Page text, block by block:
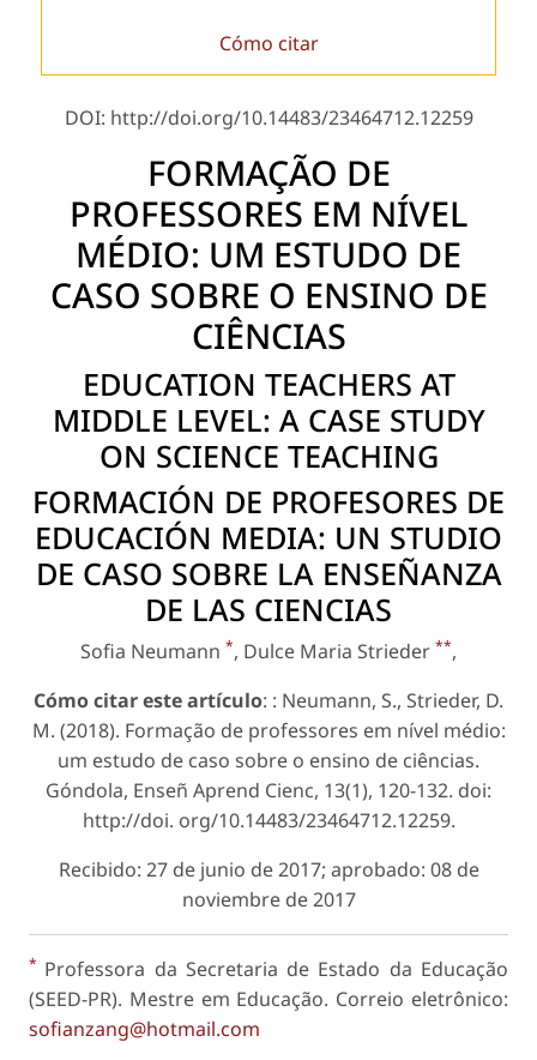
Cómo citar
DOI: http://doi.org/10.14483/23464712.12259
FORMAÇÃO DE
PROFESSORES EM NÍVEL
MÉDIO: UM ESTUDO DE
CASO SOBRE O ENSINO DE
CIÊNCIAS
EDUCATION TEACHERS AT
MIDDLE LEVEL: A CASE STUDY
ON SCIENCE TEACHING
FORMACIÓN DE PROFESORES DE
EDUCACIÓN MEDIA: UN STUDIO
DE CASO SOBRE LA ENSEÑANZA
DE LAS CIENCIAS
Sofia Neumann *, Dulce Maria Strieder **,
Cómo citar este artículo: : Neumann, S., Strieder, D.
M. (2018). Formação de professores em nível médio:
um estudo de caso sobre o ensino de ciências.
Góndola, Enseñ Aprend Cienc, 13(1), 120-132. doi:
http://doi. org/10.14483/23464712.12259.
Recibido: 27 de junio de 2017; aprobado: 08 de
noviembre de 2017
* Professora da Secretaria de Estado da Educação
(SEED-PR). Mestre em Educação. Correio eletrônico:
sofianzang@hotmail.com